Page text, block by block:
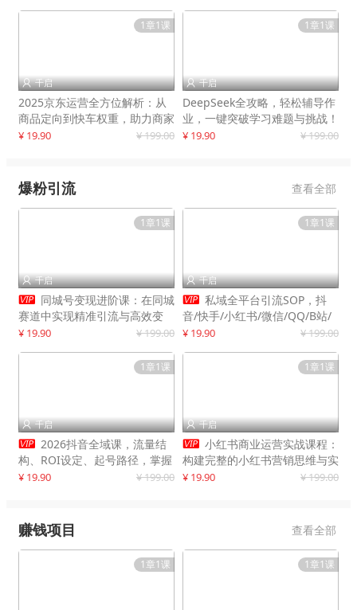
1章1课
 千启
2025京东运营全方位解析：从
商品定向到快车权重，助力商家
打造爆款商品
¥ 19.90 ¥ 199.00
1章1课
 千启
DeepSeek全攻略，轻松辅导作
业，一键突破学习难题与挑战！
¥ 19.90 ¥ 199.00
爆粉引流 查看全部
1章1课
 千启
 同城号变现进阶课：在同城
赛道中实现精准引流与高效变
现，单店月引流成交额提升50%
¥ 19.90 ¥ 199.00
1章1课
 千启
 私域全平台引流SOP，抖
音/快手/小红书/微信/QQ/B站/
闲鱼等，技术合集，高效转化公
¥ 19.90 ¥ 199.00
1章1课
 千启
 2026抖音全域课，流量结
构、ROI设定、起号路径，掌握
平台新规下利润最大化
¥ 19.90 ¥ 199.00
1章1课
 千启
 小红书商业运营实战课程：
构建完整的小红书营销思维与实
战能力，案例店铺月销破百万！
¥ 19.90 ¥ 199.00
赚钱项目 查看全部
1章1课 1章1课